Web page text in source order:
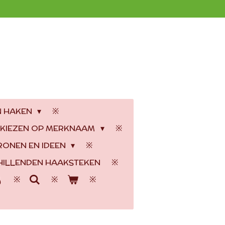
HAKEN
OP MERKNAAM
EN IDEEN
HAAKSTEKEN